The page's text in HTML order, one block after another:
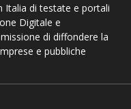
Italia di testate e portali
Digitale e
di diffondere la
e pubbliche